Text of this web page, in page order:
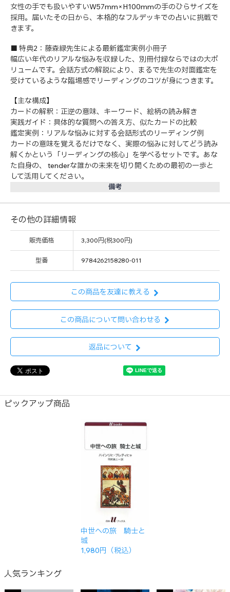
女性の手でも扱いやすいW57mm×H100mmの手のひらサイズを
採用。届いたその日から、本格的なフルデッキでの占いに挑戦で
きます。
■ 特典2：藤森緑先生による最新鑑定実例小冊子
幅広い年代のリアルな悩みを収録した、別冊付録ならではの大ボ
リュームです。会話方式の解説により、まるで先生の対面鑑定を
受けているような臨場感でリーディングのコツが身につきます。
【主な構成】
カードの解釈：正逆の意味、キーワード、絵柄の読み解き
実践ガイド：具体的な質問への答え方、似たカードの比較
鑑定実例：リアルな悩みに対する会話形式のリーディング例
カードの意味を覚えるだけでなく、実際の悩みに対してどう読み
解くかという「リーディングの核心」を学べるセットです。あな
た自身の、 tenderな誰かの未来を切り開くための最初の一歩と
して活用してください。
備考
その他の詳細情報
販売価格 3,300円(税300円)
型番 9784262158280-011
この商品を友達に教える
この商品について問い合わせる
返品について
ピックアップ商品
中世への旅 騎士と
城
1,980円（税込）
人気ランキング